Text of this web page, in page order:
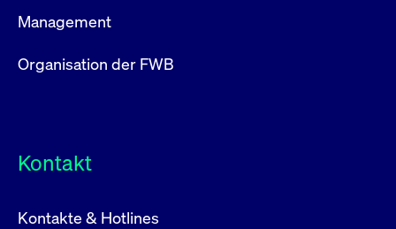
Management
Organisation der FWB
Kontakt
Kontakte & Hotlines